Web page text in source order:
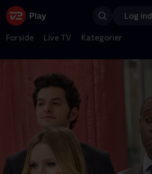
Log ind
Forside Live TV Kategorier